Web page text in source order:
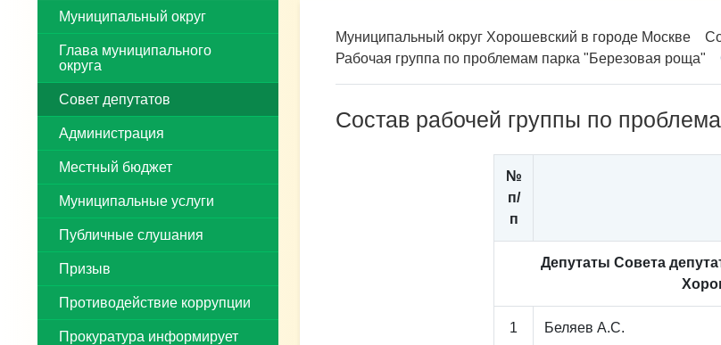
Муниципальный округ
Глава муниципального
округа
Совет депутатов
Администрация
Местный бюджет
Муниципальные услуги
Публичные слушания
Призыв
Противодействие коррупции
Прокуратура информирует
Муниципальный округ Хорошевский в городе Москве
Рабочая группа по проблемам парка "Березовая роща"
Состав рабочей группы по
№
п/
п
Депутаты Совета
1 Беляев А.С.